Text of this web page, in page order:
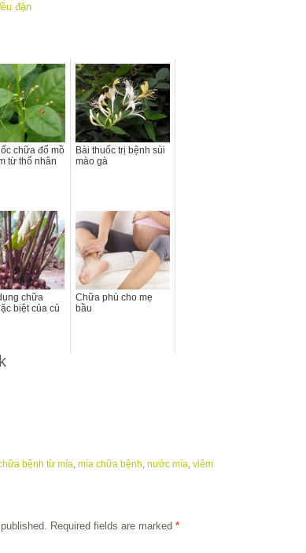
đặn
chữa đổ mồ
từ thổ nhân
Bài thuốc trị bệnh sùi
mào gà
chữa
biệt của củ
Chữa phù cho mẹ
bầu
bệnh từ mía mía chữa bệnh nước mía viêm
Required fields are marked *